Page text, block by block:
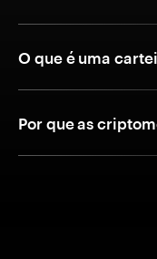
O que é uma
Por que as